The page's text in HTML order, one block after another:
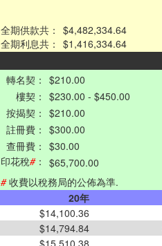
全期供款共： $4,482,334.64
全期利息共： $1,416,334.64
轉名契： $210.00
樓契： $230.00 - $450.00
按揭契： $210.00
註冊費： $300.00
查冊費： $30.00
印花稅#： $65,700.00
#收費以稅務局的公佈為準.
20年
$14,100.36
$14,794.84
$15,510.38